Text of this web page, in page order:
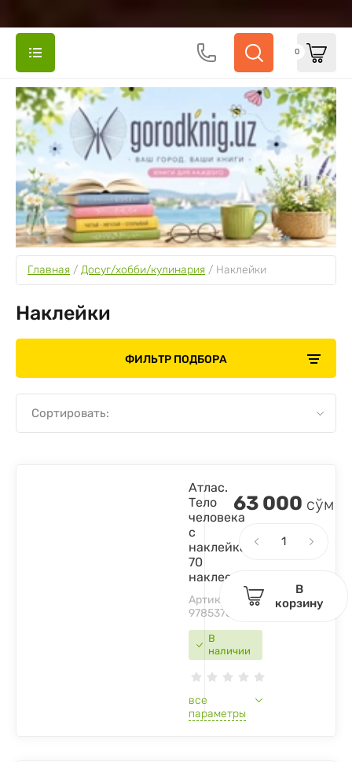
0
Главная / Досуг/хобби/кулинария / Наклейки
Наклейки
ФИЛЬТР ПОДБОРА
Сортировать:
В
наличии
Атлас.
Тело
человека
с
наклейками.
70
наклеек
Артикул:
9785378339990
все
параметры
63 000 сўм
В
корзину